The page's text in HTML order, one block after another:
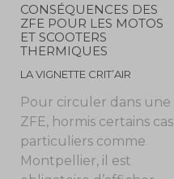
CONSÉQUENCES DES
ZFE POUR LES MOTOS
ET SCOOTERS
THERMIQUES
LA VIGNETTE CRIT’AIR
Pour circuler dans une
ZFE, hormis certains cas
particuliers comme
Montpellier, il est